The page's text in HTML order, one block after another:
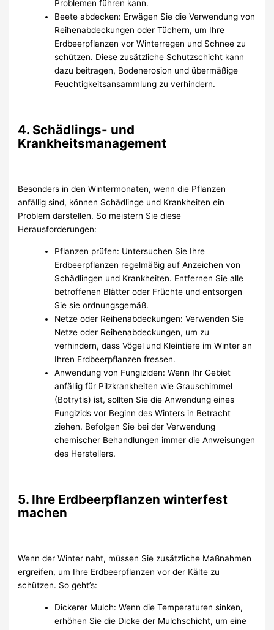
Problemen führen kann.
Beete abdecken: Erwägen Sie die Verwendung von
Reihenabdeckungen oder Tüchern, um Ihre
Erdbeerpflanzen vor Winterregen und Schnee zu
schützen. Diese zusätzliche Schutzschicht kann
dazu beitragen, Bodenerosion und übermäßige
Feuchtigkeitsansammlung zu verhindern.
4. Schädlings- und
Krankheitsmanagement
Besonders in den Wintermonaten, wenn die Pflanzen
anfällig sind, können Schädlinge und Krankheiten ein
Problem darstellen. So meistern Sie diese
Herausforderungen:
Pflanzen prüfen: Untersuchen Sie Ihre
Erdbeerpflanzen regelmäßig auf Anzeichen von
Schädlingen und Krankheiten. Entfernen Sie alle
betroffenen Blätter oder Früchte und entsorgen
Sie sie ordnungsgemäß.
Netze oder Reihenabdeckungen: Verwenden Sie
Netze oder Reihenabdeckungen, um zu
verhindern, dass Vögel und Kleintiere im Winter an
Ihren Erdbeerpflanzen fressen.
Anwendung von Fungiziden: Wenn Ihr Gebiet
anfällig für Pilzkrankheiten wie Grauschimmel
(Botrytis) ist, sollten Sie die Anwendung eines
Fungizids vor Beginn des Winters in Betracht
ziehen. Befolgen Sie bei der Verwendung
chemischer Behandlungen immer die Anweisungen
des Herstellers.
5. Ihre Erdbeerpflanzen winterfest
machen
Wenn der Winter naht, müssen Sie zusätzliche Maßnahmen
ergreifen, um Ihre Erdbeerpflanzen vor der Kälte zu
schützen. So geht’s:
Dickerer Mulch: Wenn die Temperaturen sinken,
erhöhen Sie die Dicke der Mulchschicht, um eine